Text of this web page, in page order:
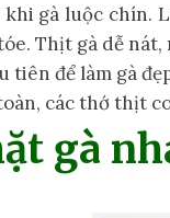
gà luộc chín.
Thịt gà dễ nát,
tiên để làm gà
các thớ thịt
gà